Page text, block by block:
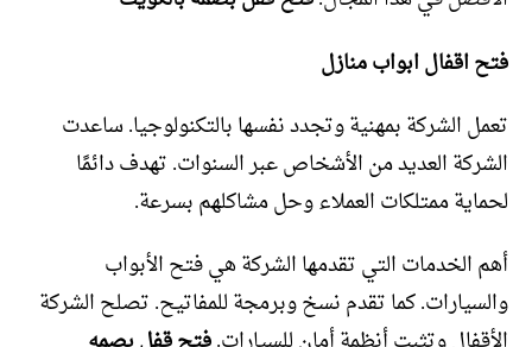
فتح اقفال ابواب منازل
تعمل الشركة بمهنية وتجدد نفسها بالتكنولوجيا. ساعدت
الشركة العديد من الأشخاص عبر السنوات. تهدف دائمًا
لحماية ممتلكات العملاء وحل مشاكلهم بسرعة.
أهم الخدمات التي تقدمها الشركة هي فتح الأبواب
والسيارات. كما تقدم نسخ وبرمجة للمفاتيح. تصلح الشركة